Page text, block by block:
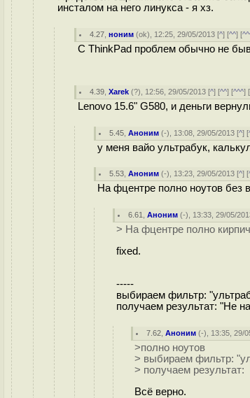
инсталом на него линукса - я хз.
4.27 ,ноним (ok), 12:25, 29/05/2013 [^] [^^] [
С ThinkPad проблем обычно не
4.39 ,Xarek (?), 12:56, 29/05/2013 [^] [^^] [^^^] [
Lenovo 15.6" G580, и деньги
5.45 ,Аноним (-), 13:08, 29/05/2013 [^] [
у меня вайо ультрабук,
5.53 ,Аноним (-), 13:23, 29/05/2013 [^] [
На фцентре полно ноутов без
6.61 ,Аноним (-), 13:33, 29/05/
> На фцентре полно
fixed.
-----
выбираем фильтр:
получаем результат: "Не
7.62 ,Аноним (-), 13:35, 29/
>полно ноутов
> выбираем фильтр:
> получаем результат:
Всё верно.